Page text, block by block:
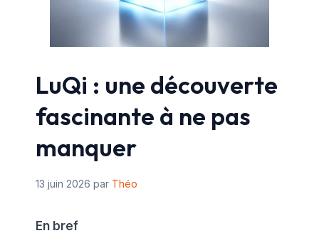
LuQi : une découverte
fascinante à ne pas
manquer
13 juin 2026 par Théo
En bref